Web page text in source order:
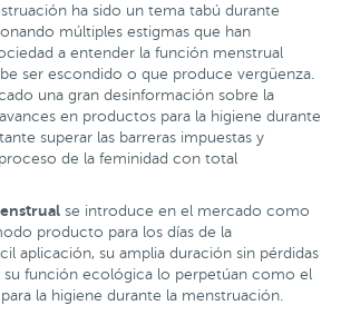
ha sido un tema tabú durante
múltiples estigmas que han
a entender la función menstrual
ser escondido o que produce vergüenza.
una gran desinformación sobre la
en productos para la higiene durante
superar las barreras impuestas y
de la feminidad con total
se introduce en el mercado como
producto para los días de la
aplicación, su amplia duración sin pérdidas
su función ecológica lo perpetúan como el
la higiene durante la menstruación.